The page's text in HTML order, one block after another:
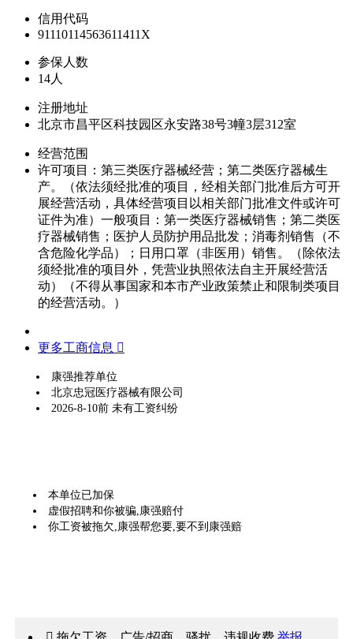
信用代码
91110114563611411X
参保人数
14人
注册地址
北京市昌平区科技园区永安路38号3幢3层312室
经营范围
许可项目：第三类医疗器械经营；第二类医疗器械生
产。（依法须经批准的项目，经相关部门批准后方可开
展经营活动，具体经营项目以相关部门批准文件或许可
证件为准）一般项目：第一类医疗器械销售；第二类医
疗器械销售；医护人员防护用品批发；消毒剂销售（不
含危险化学品）；日用口罩（非医用）销售。（除依法
须经批准的项目外，凭营业执照依法自主开展经营活
动）（不得从事国家和本市产业政策禁止和限制类项目
的经营活动。）
更多工商信息 
康强推荐单位
北京忠冠医疗器械有限公司
2026-8-10前 未有工资纠纷
本单位已加保
虚假招聘和你被骗,康强赔付
你工资被拖欠,康强帮您要,要不到康强赔